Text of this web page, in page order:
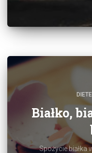
Białko,
Spożycie białka